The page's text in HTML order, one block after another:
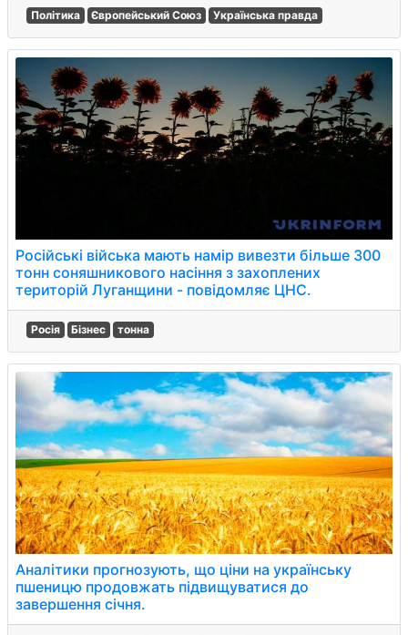
Політика Європейський Союз Українська правда
Російські війська мають намір вивезти більше 300
тонн соняшникового насіння з захоплених
територій Луганщини - повідомляє ЦНС.
Росія Бізнес тонна
Аналітики прогнозують, що ціни на українську
пшеницю продовжать підвищуватися до
завершення січня.